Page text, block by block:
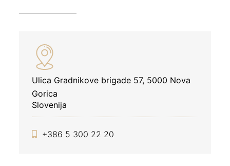
Ulica Gradnikove brigade 57, 5000 Nova
Gorica
Slovenija
+386 5 300 22 20